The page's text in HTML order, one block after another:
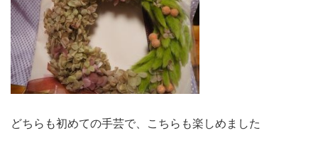
どちらも初めての手芸で、こちらも楽しめました